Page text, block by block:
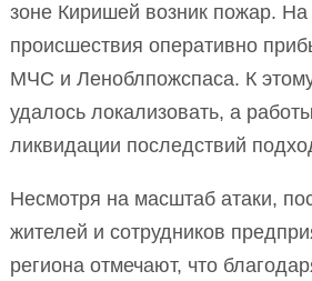
зоне Киришей возник пожар. На
происшествия оперативно
МЧС и Леноблпожспаса. К
удалось локализовать, а
ликвидации последствий
Несмотря на масштаб атаки,
жителей и сотрудников
региона отмечают, что